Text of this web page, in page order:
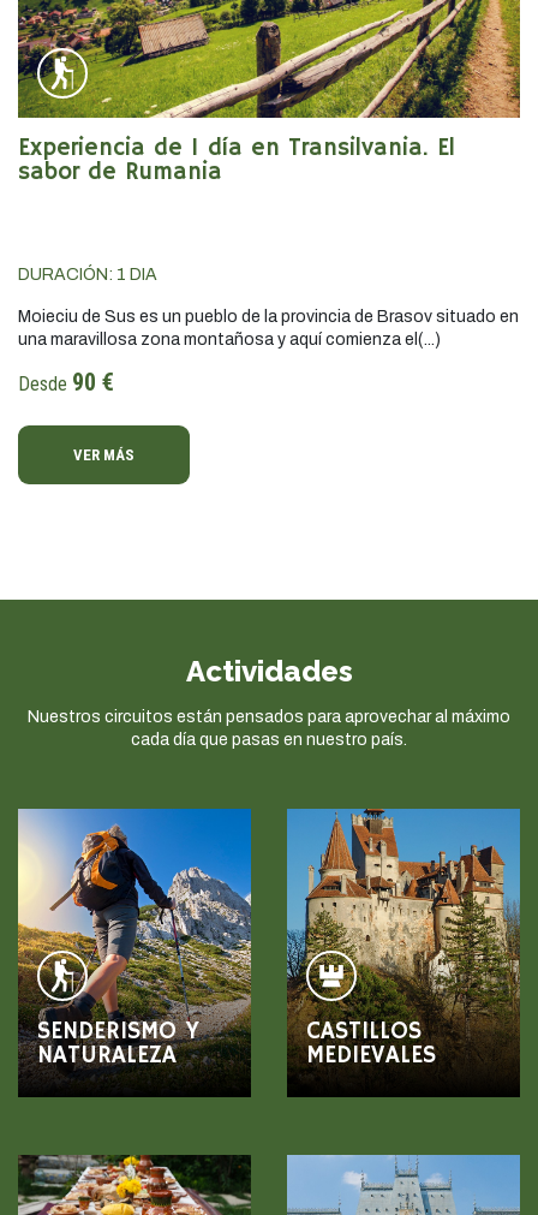
Experiencia de 1 día en Transilvania. El
sabor de Rumania
DURACIÓN: 1 DIA
Moieciu de Sus es un pueblo de la provincia de Brasov situado en
una maravillosa zona montañosa y aquí comienza el(...)
Desde 90 €
VER MÁS
Actividades
Nuestros circuitos están pensados para aprovechar al máximo
cada día que pasas en nuestro país.
SENDERISMO Y
NATURALEZA
CASTILLOS
MEDIEVALES